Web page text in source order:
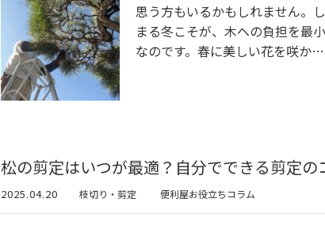
思う方もいるかもしれません。
まる冬こそが、木への負担を最
なのです。春に美しい花を咲か…
松の剪定はいつが最適？自分でできる剪定の
2025.04.20 枝切り・剪定 便利屋お役立ちコラム